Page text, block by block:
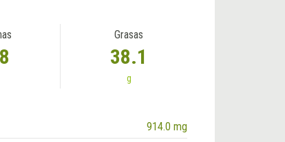
Grasas
38.1
g
914.0 mg